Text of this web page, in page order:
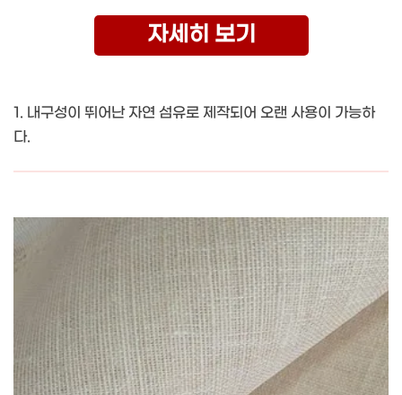
자세히 보기
1. 내구성이 뛰어난 자연 섬유로 제작되어 오랜 사용이 가능하
다.